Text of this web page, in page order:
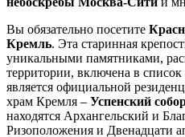
Вы обязательно посетите
Кремль. Эта старинная
уникальными памятниками,
территории, включена в список
является официальной
храм Кремля – Успенский
находятся Архангельский и
Ризоположения и Двенадцати